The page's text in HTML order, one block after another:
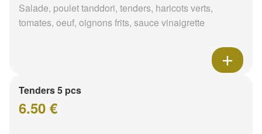
Salade, poulet tanddori, tenders, haricots verts,
tomates, oeuf, oignons frits, sauce vinaigrette
Tenders 5 pcs
6.50 €